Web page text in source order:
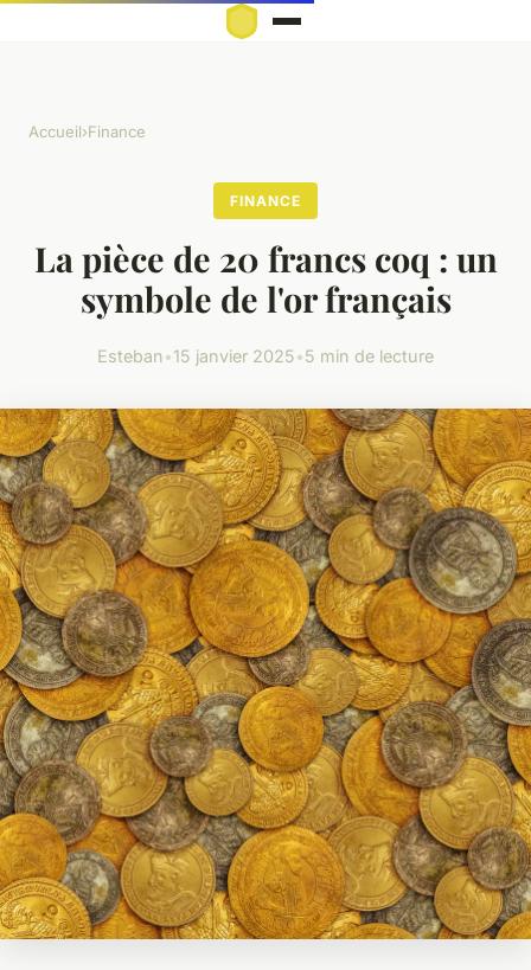
Accueil›Finance
FINANCE
La pièce de 20 francs coq : un
symbole de l'or français
Esteban•15 janvier 2025•5 min de lecture